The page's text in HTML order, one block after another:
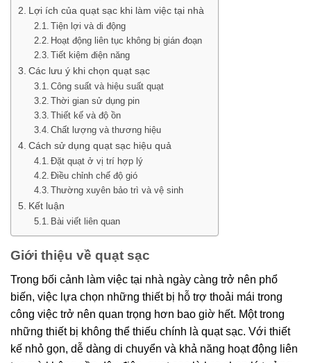
Lợi ích của quạt sạc khi làm việc tại nhà
Tiện lợi và di động
Hoạt động liên tục không bị gián đoạn
Tiết kiệm điện năng
Các lưu ý khi chọn quạt sạc
Công suất và hiệu suất quạt
Thời gian sử dụng pin
Thiết kế và độ ồn
Chất lượng và thương hiệu
Cách sử dụng quạt sạc hiệu quả
Đặt quạt ở vị trí hợp lý
Điều chỉnh chế độ gió
Thường xuyên bảo trì và vệ sinh
Kết luận
Bài viết liên quan
Giới thiệu về quạt sạc
Trong bối cảnh làm việc tại nhà ngày càng trở nên phổ
biến, việc lựa chọn những thiết bị hỗ trợ thoải mái trong
công việc trở nên quan trọng hơn bao giờ hết. Một trong
những thiết bị không thể thiếu chính là quạt sạc. Với thiết
kế nhỏ gọn, dễ dàng di chuyển và khả năng hoạt động liên